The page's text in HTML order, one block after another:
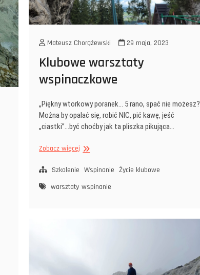
Mateusz Chorążewski 29 maja, 2023
Klubowe warsztaty
wspinaczkowe
„Piękny wtorkowy poranek… 5 rano, spać nie możesz?
Można by opalać się, robić NIC, pić kawę, jeść
„ciastki”…być choćby jak ta pliszka pikująca…
Zobacz więcej Klubowe
wspinaczkowe
Szkolenie Wspinanie Życie klubowe
warsztaty wspinanie